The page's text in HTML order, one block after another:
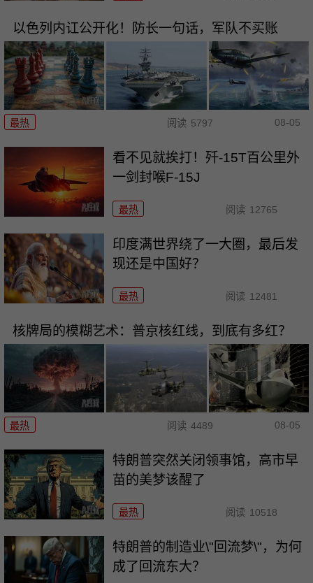
以色列内讧公开化！防长一句话，军队不买账
最热 阅读 5797 08-05
看不见就挨打！歼-15T百公里外
一剑封喉F-15J
最热 阅读 12765
印度满世界绕了一大圈，最后发
现还是中国好？
最热 阅读 12481
核牌局的模糊艺术：普京核红线，到底有多红？
最热 阅读 4489 08-05
特朗普突然关闭领事馆，高市早
苗的美梦该醒了
最热 阅读 10518
特朗普的制造业\"回流梦\"，为何
成了回流东大？